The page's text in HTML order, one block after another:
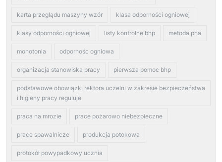
karta przeglądu maszyny wzór klasa odporności ogniowej
klasy odporności ogniowej listy kontrolne bhp metoda pha
monotonia odpornośc ogniowa
organizacja stanowiska pracy pierwsza pomoc bhp
podstawowe obowiązki rektora uczelni w zakresie bezpieczeństwa
i higieny pracy reguluje
praca na mrozie prace pożarowo niebezpieczne
prace spawalnicze produkcja potokowa
protokół powypadkowy ucznia